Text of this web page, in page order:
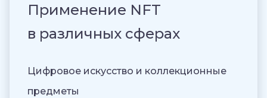
Применение NFT
в различных сферах
Цифровое искусство и коллекционные
предметы